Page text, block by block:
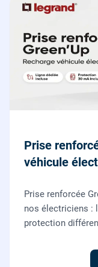
Prise
véhicule
Prise renforcée
nos électriciens :
protection